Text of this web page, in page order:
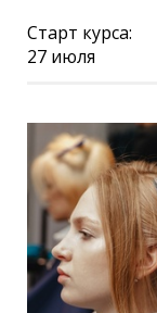
Старт курса:
27 июля